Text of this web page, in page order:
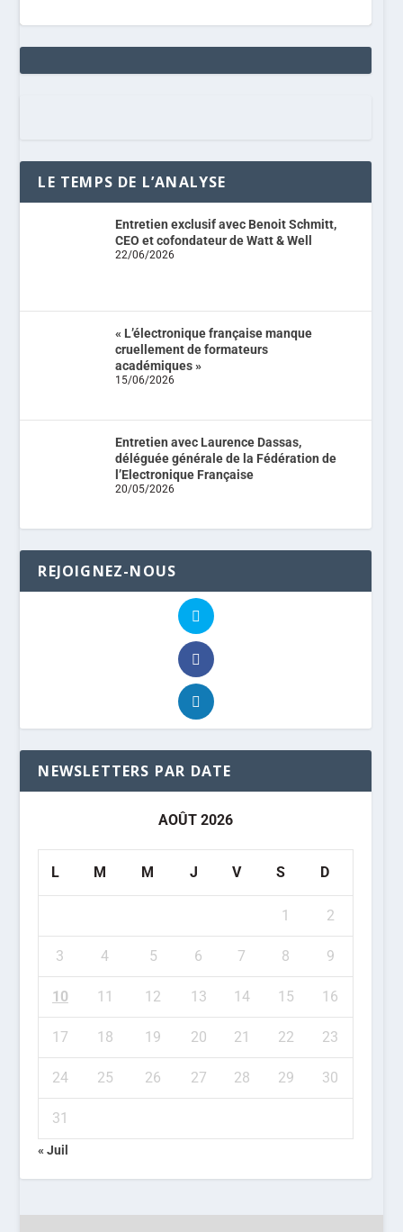
LE TEMPS DE L’ANALYSE
Entretien exclusif avec Benoit Schmitt,
CEO et cofondateur de Watt & Well
22/06/2026
« L’électronique française manque
cruellement de formateurs
académiques »
15/06/2026
Entretien avec Laurence Dassas,
déléguée générale de la Fédération de
l’Electronique Française
20/05/2026
REJOIGNEZ-NOUS
NEWSLETTERS PAR DATE
AOÛT 2026
L M M J V S D
1 2
3 4 5 6 7 8 9
10 11 12 13 14 15 16
17 18 19 20 21 22 23
24 25 26 27 28 29 30
31
« Juil